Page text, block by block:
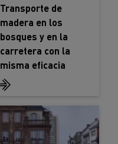
bosques y en la
carretera con la
misma eficacia